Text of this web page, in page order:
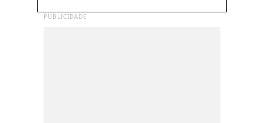
PUBLICIDADE